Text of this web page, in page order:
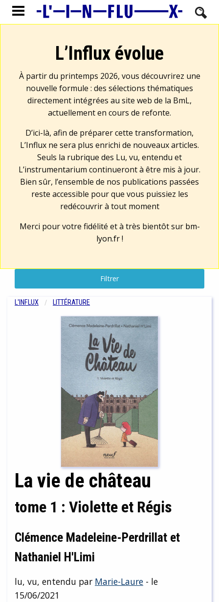
L’Influx évolue
À partir du printemps 2026, vous découvrirez une
nouvelle formule : des sélections thématiques
directement intégrées au site web de la BmL,
actuellement en cours de refonte.
D’ici-là, afin de préparer cette transformation,
L’Influx ne sera plus enrichi de nouveaux articles.
Seuls la rubrique des Lu, vu, entendu et
L’instrumentarium continueront à être mis à jour.
Bien sûr, l’ensemble de nos publications passées
reste accessible pour que vous puissiez les
redécouvrir à tout moment
Merci pour votre fidélité et à très bientôt sur bm-
lyon.fr!
Filtrer
L'INFLUX LITTÉRATURE
La vie de château
tome 1 : Violette et Régis
Clémence Madeleine-Perdrillat et
Nathaniel H'Limi
lu, vu, entendu par Marie-Laure - le
15/06/2021